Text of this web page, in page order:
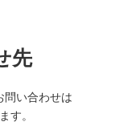
先
問い合わせは
す。